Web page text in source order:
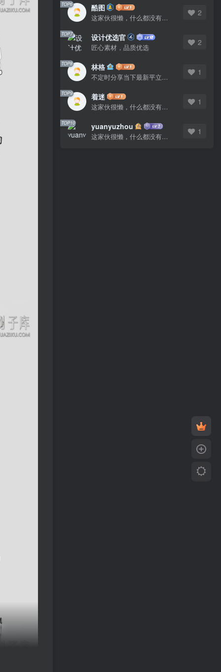
TOP6 酷图
这家伙很懒，什么都没有写...
2
TOP7 设计优选官
匠心素材，品质优选
2
TOP8 林格
不定时分享当下最新平立面图库
1
TOP9 着迷
这家伙很懒，什么都没有写...
1
TOP10 yuanyuzhou
这家伙很懒，什么都没有写...
1